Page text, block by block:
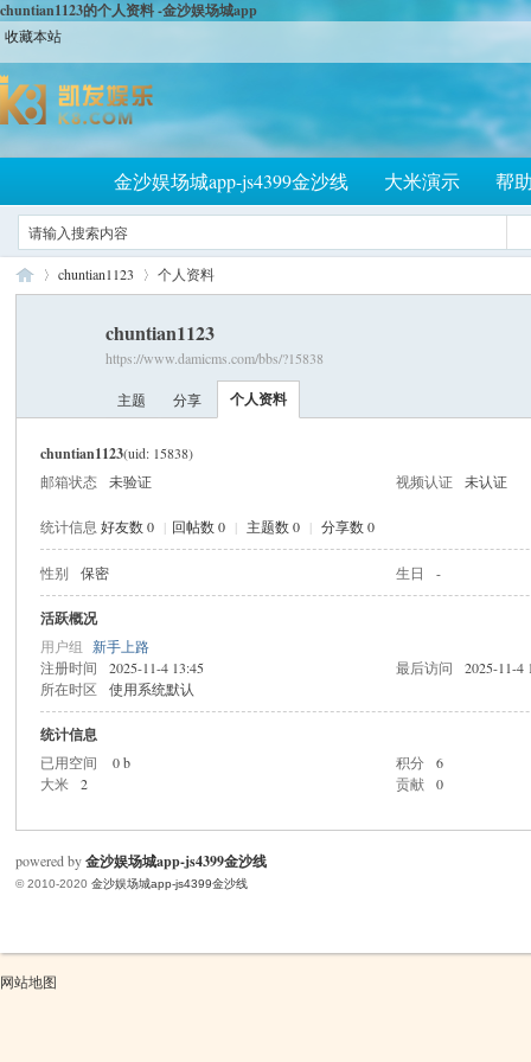
chuntian1123的个人资料 -金沙娱场城app
收藏本站
金沙娱场城app-js4399金沙线 大米演示 帮
chuntian1123 个人资料
chuntian1123
https://www.damicms.com/bbs/?15838
主题 分享 个人资料
chuntian1123(uid: 15838)
邮箱状态
未验证 视频认证 未认证
统计信息 好友数 0 | 回帖数 0 | 主题数 0 | 分享数 0
性别 保密 生日 -
活跃概况
用户组 新手上路
注册时间
2025-11-4 13:45 最后访问
2025-11-4
所在时区
使用系统默认
统计信息
已用空间 0 b 积分
6
大米
2 贡献 0
powered by金沙娱场城app-js4399金沙线
© 2010-2020 金沙娱场城app-js4399金沙线
网站地图